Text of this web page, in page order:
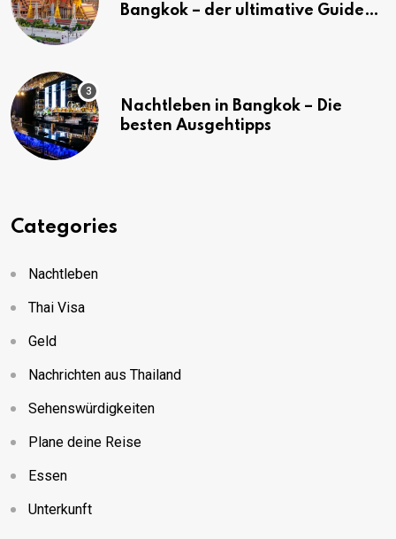
Bangkok – der ultimative Guide
Nachtleben in Bangkok – Die
besten Ausgehtipps
Categories
Nachtleben
Thai Visa
Geld
Nachrichten aus Thailand
Sehenswürdigkeiten
Plane deine Reise
Essen
Unterkunft